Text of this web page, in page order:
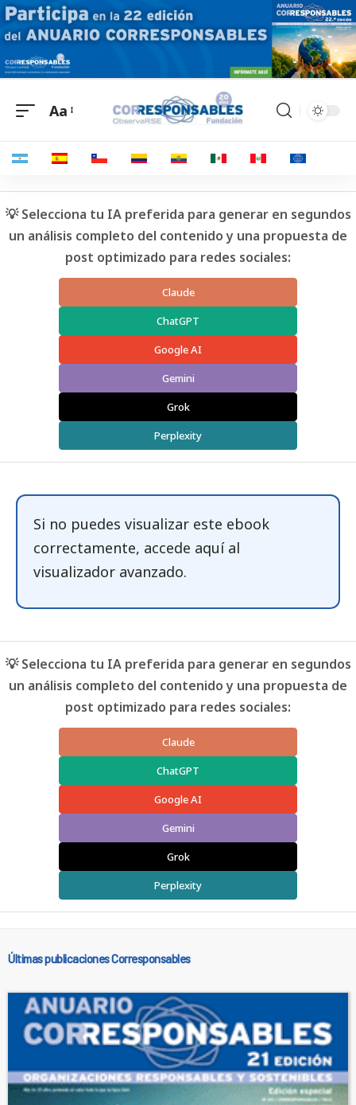
Aa
💡 Selecciona tu IA preferida para generar en segundos
un análisis completo del contenido y una propuesta de
post optimizado para redes sociales:
Claude
ChatGPT
Google AI
Gemini
Grok
Perplexity
Si no puedes visualizar este ebook
correctamente, accede aquíal
visualizador avanzado.
💡 Selecciona tu IA preferida para generar en segundos
un análisis completo del contenido y una propuesta de
post optimizado para redes sociales:
Claude
ChatGPT
Google AI
Gemini
Grok
Perplexity
Últimas publicaciones Corresponsables